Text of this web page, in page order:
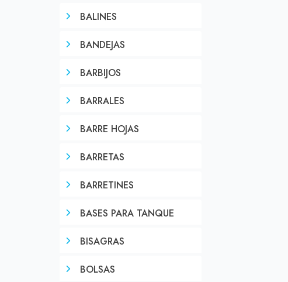
BALINES
BANDEJAS
BARBIJOS
BARRALES
BARRE HOJAS
BARRETAS
BARRETINES
BASES PARA TANQUE
BISAGRAS
BOLSAS